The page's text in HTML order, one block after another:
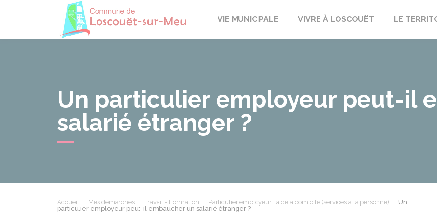
Loscouët-sur-Meu
VIE MUNICIPALE VIVRE À LOSCOUËT LE
Un particulier employeur peut-il
salarié étranger ?
Accueil Mes démarches Travail - Formation Particulier employeur : aide à domicile (services à la personne)
Un
particulier employeur peut-il embaucher un salarié étranger ?